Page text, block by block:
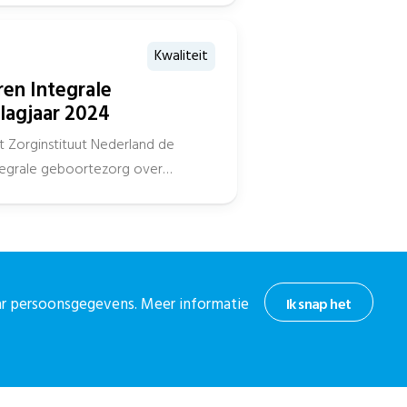
Kwaliteit
Integrale
2024
Zorginstituut Nederland de
geboortezorg over
Ik snap het
Meer informatie